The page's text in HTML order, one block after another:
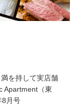
を持して実店舗
Apartment（東
月号